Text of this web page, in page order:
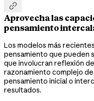

Aprovecha las
pensamiento
Los modelos más
pensamiento que pueden
que involucran reflexión
razonamiento complejo
pensamiento inicial o
resultados.